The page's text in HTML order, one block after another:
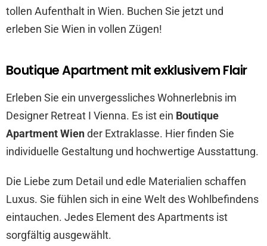
tollen Aufenthalt in Wien. Buchen Sie jetzt und
erleben Sie Wien in vollen Zügen!
Boutique Apartment mit exklusivem Flair
Erleben Sie ein unvergessliches Wohnerlebnis im
Designer Retreat I Vienna. Es ist ein Boutique
Apartment Wiender Extraklasse. Hier finden Sie
individuelle Gestaltung und hochwertige Ausstattung.
Die Liebe zum Detail und edle Materialien schaffen
Luxus. Sie fühlen sich in eine Welt des Wohlbefindens
eintauchen. Jedes Element des Apartments ist
sorgfältig ausgewählt.